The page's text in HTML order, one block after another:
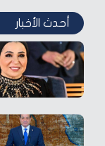
أحدث الأخبار